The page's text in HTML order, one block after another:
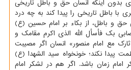
بدون اینکه انسان حق و باطل تاریخی
با باطل تاریخی را پیدا کند به چه درد
حق و باطل، از بکاء بر امام حسین (ع)
بک فأسأل الله الذی اکرم مقامک و
مع امام منصور» انسان اگر مصیبت
پیدا نکند؛ خونخواه سید الشهدا (ع)
امام زمان باشد. اگر هم در لشکر امام